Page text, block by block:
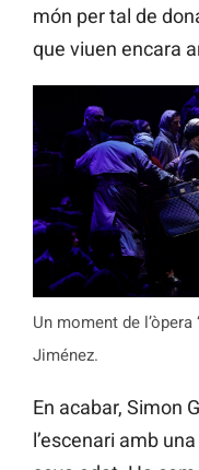
món per tal de
que viuen encara
Un moment de l’òpera
Jiménez.
En acabar, Simon
l’escenari amb